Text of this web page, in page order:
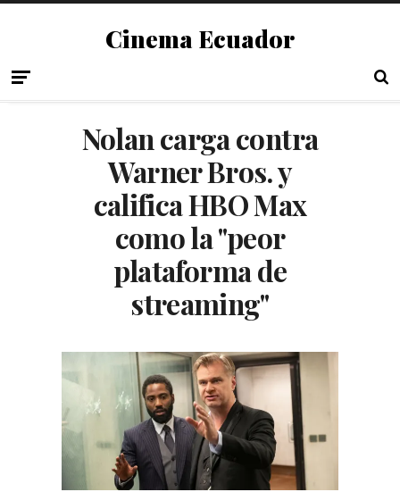
Cinema Ecuador
Nolan carga contra
Warner Bros. y
califica HBO Max
como la "peor
plataforma de
streaming"